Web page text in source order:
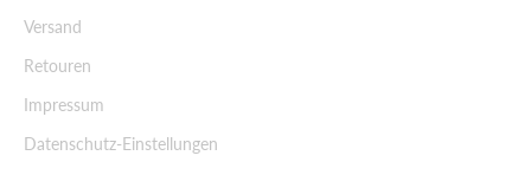
Versand
Retouren
Impressum
Datenschutz-Einstellungen